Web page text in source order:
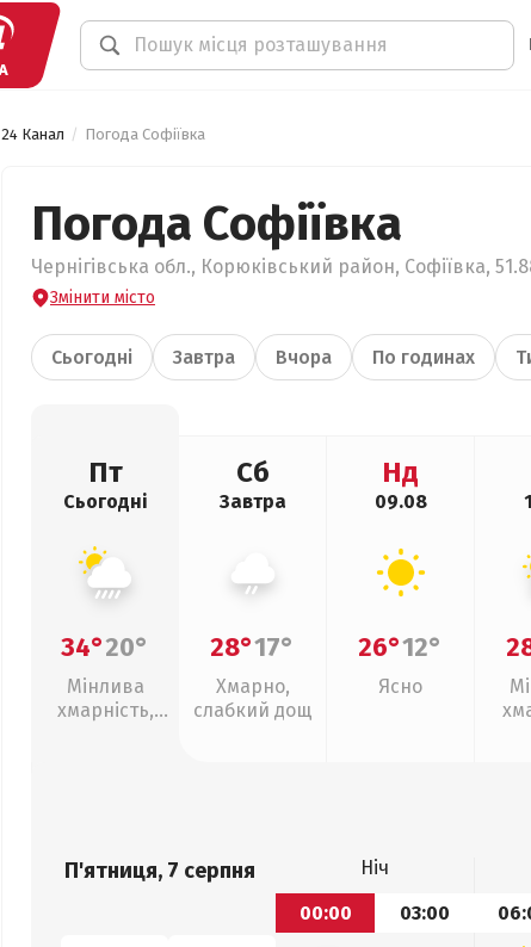
24 Канал Погода Софіївка
Погода Софіївка
Чернігівська обл., Корюківський район, Софіївка,
Змінити місто
Сьогодні Завтра Вчора По годинах
Пт
Сьогодні
34°20°
Мінлива
хмарність,
Сб
Завтра
28°17°
Хмарно,
слабкий дощ
Нд
09.08
26°12°
Ясно
П'ятниця, 7 серпня Ніч
00:00
03:00